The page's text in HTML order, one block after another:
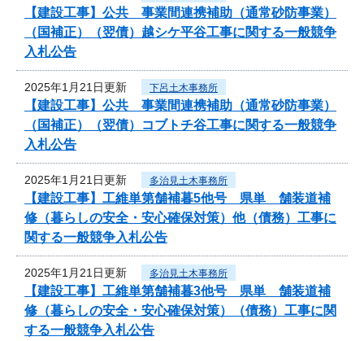
【建設工事】公共 事業間連携補助（通常砂防事業）
（国補正）（翌債）越シケ平谷工事に関する一般競争
入札公告
2025年1月21日更新 下呂土木事務所
【建設工事】公共 事業間連携補助（通常砂防事業）
（国補正）（翌債）コブトチ谷工事に関する一般競争
入札公告
2025年1月21日更新 多治見土木事務所
【建設工事】工維単第舗補暮5他号 県単 舗装道補
修（暮らしの安全・安心確保対策）他（債務）工事に
関する一般競争入札公告
2025年1月21日更新 多治見土木事務所
【建設工事】工維単第舗補暮3他号 県単 舗装道補
修（暮らしの安全・安心確保対策）（債務）工事に関
する一般競争入札公告